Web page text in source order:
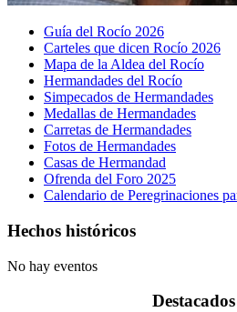
Guía del Rocío 2026
Carteles que dicen Rocío 2026
Mapa de la Aldea del Rocío
Hermandades del Rocío
Simpecados de Hermandades
Medallas de Hermandades
Carretas de Hermandades
Fotos de Hermandades
Casas de Hermandad
Ofrenda del Foro 2025
Calendario de Peregrinaciones
Hechos históricos
No hay eventos